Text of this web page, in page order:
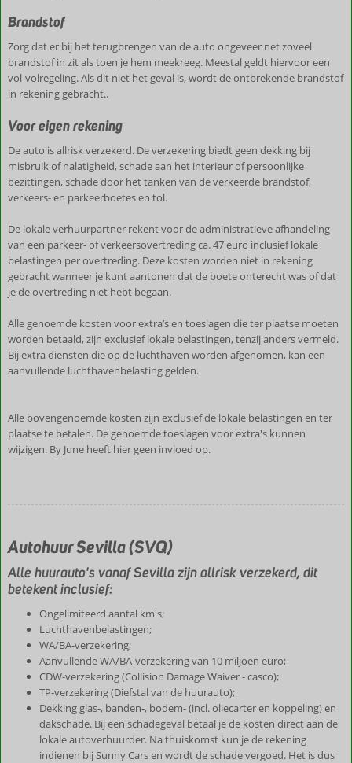
Brandstof
Zorg dat er bij het terugbrengen van de auto ongeveer net zoveel
brandstof in zit als toen je hem meekreeg. Meestal geldt hiervoor een
vol-volregeling. Als dit niet het geval is, wordt de ontbrekende brandstof
in rekening gebracht..
Voor eigen rekening
De auto is allrisk verzekerd. De verzekering biedt geen dekking bij
misbruik of nalatigheid, schade aan het interieur of persoonlijke
bezittingen, schade door het tanken van de verkeerde brandstof,
verkeers- en parkeerboetes en tol.
De lokale verhuurpartner rekent voor de administratieve afhandeling
van een parkeer- of verkeersovertreding ca. 47 euro inclusief lokale
belastingen per overtreding. Deze kosten worden niet in rekening
gebracht wanneer je kunt aantonen dat de boete onterecht was of dat
je de overtreding niet hebt begaan.
Alle genoemde kosten voor extra’s en toeslagen die ter plaatse moeten
worden betaald, zijn exclusief lokale belastingen, tenzij anders vermeld.
Bij extra diensten die op de luchthaven worden afgenomen, kan een
aanvullende luchthavenbelasting gelden.
Alle bovengenoemde kosten zijn exclusief de lokale belastingen en ter
plaatse te betalen. De genoemde toeslagen voor extra's kunnen
wijzigen. By June heeft hier geen invloed op.
Autohuur Sevilla (SVQ)
Alle huurauto's vanaf Sevilla zijn allrisk verzekerd, dit
betekent inclusief:
Ongelimiteerd aantal km's;
Luchthavenbelastingen;
WA/BA-verzekering;
Aanvullende WA/BA-verzekering van 10 miljoen euro;
CDW-verzekering (Collision Damage Waiver - casco);
TP-verzekering (Diefstal van de huurauto);
Dekking glas-, banden-, bodem- (incl. oliecarter en koppeling) en
dakschade. Bij een schadegeval betaal je de kosten direct aan de
lokale autoverhuurder. Na thuiskomst kun je de rekening
indienen bij Sunny Cars en wordt de schade vergoed. Het is dus